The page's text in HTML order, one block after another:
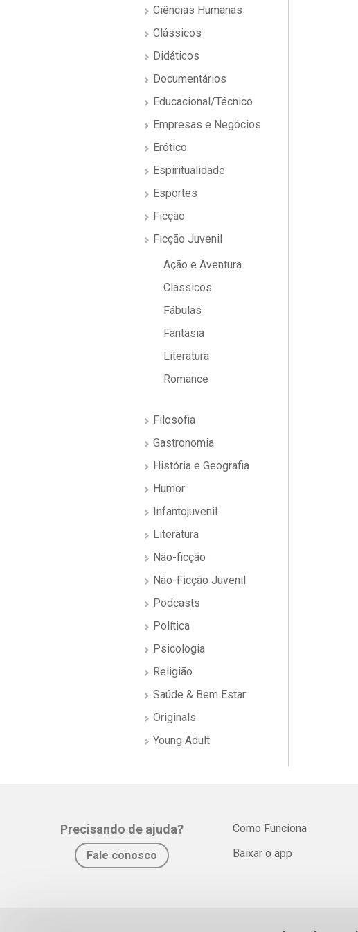
Ciências Humanas
Clássicos
Didáticos
Documentários
Educacional/Técnico
Empresas e Negócios
Erótico
Espiritualidade
Esportes
Ficção
Ficção Juvenil
Ação e Aventura
Clássicos
Fábulas
Fantasia
Literatura
Romance
Filosofia
Gastronomia
História e Geografia
Humor
Infantojuvenil
Literatura
Não-ficção
Não-Ficção Juvenil
Podcasts
Política
Psicologia
Religião
Saúde & Bem Estar
Originals
Young Adult
Precisando de ajuda?
Fale conosco
Como Funciona
Baixar o app